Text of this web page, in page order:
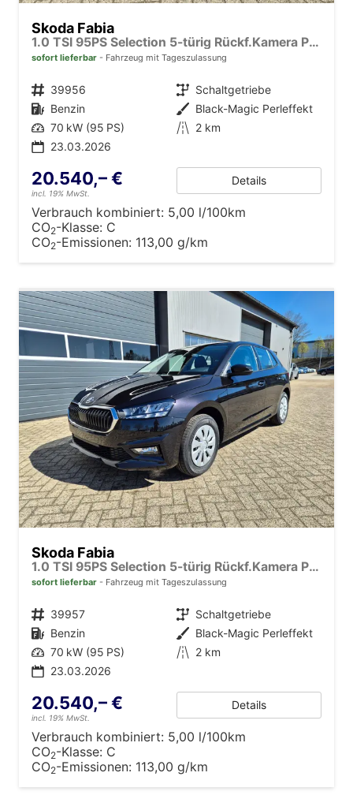
Skoda Fabia
1.0 TSI 95PS Selection 5-türig Rückf.Kamera Parksensoren Sitzheizung Multifunktionslenkrad Klima Skoda-Radio Bluetooth Touchscreen Tempomat Nebelsch. Apple CarPlay + Android Auto
sofort lieferbar Fahrzeug mit Tageszulassung
Fahrzeugnr. 39956 Getriebe Schaltgetriebe
Kraftstoff Benzin Außenfarbe Black-Magic Perleffekt
Leistung 70 kW (95 PS) Kilometerstand 2 km
23.03.2026
20.540,– €
incl. 19% MwSt.
Details
Verbrauch kombiniert: 5,00 l/100km
CO2-Klasse: C
CO2-Emissionen: 113,00 g/km
Skoda Fabia
1.0 TSI 95PS Selection 5-türig Rückf.Kamera Parksensoren Sitzheizung Multifunktionslenkrad Klima Skoda-Radio Bluetooth Touchscreen Tempomat Nebelsch. Apple CarPlay + Android Auto
sofort lieferbar Fahrzeug mit Tageszulassung
Fahrzeugnr. 39957 Getriebe Schaltgetriebe
Kraftstoff Benzin Außenfarbe Black-Magic Perleffekt
Leistung 70 kW (95 PS) Kilometerstand 2 km
23.03.2026
20.540,– €
incl. 19% MwSt.
Details
Verbrauch kombiniert: 5,00 l/100km
CO2-Klasse: C
CO2-Emissionen: 113,00 g/km